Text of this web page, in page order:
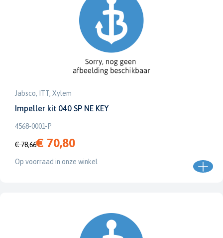
Jabsco, ITT, Xylem
Impeller kit 040 SP NE KEY
4568-0001-P
€ 78,66€ 70,80
Op voorraad in onze winkel